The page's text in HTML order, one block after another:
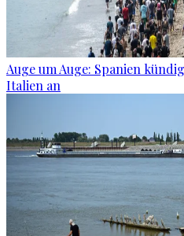
Auge um Auge: Spanien
Italien an